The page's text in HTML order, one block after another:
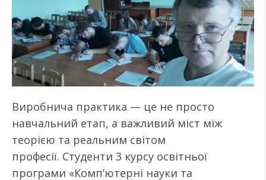
Виробнича практика — це не просто
навчальний етап, а важливий міст між
теорією та реальним світом
професії. Студенти 3 курсу освітньої
програми «Комп’ютерні науки та